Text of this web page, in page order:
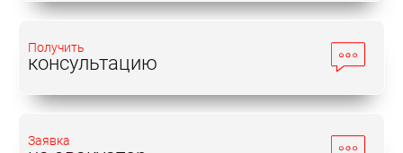
не редкость, особенно, для машин,
парковочными местами здесь актуальны не
районов. Пробираясь сквозь заставленные плохо
расстояние до припаркованных автомобилей и
Получить
консультацию
Заявка